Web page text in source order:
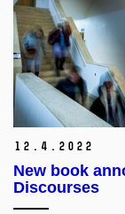
12. 4. 2022
New book
Discourses